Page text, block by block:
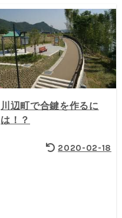
川辺町で合鍵を作るに
は！？
2020-02-18